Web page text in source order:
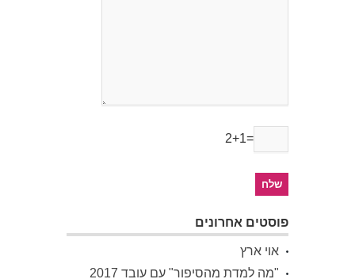
2+1=
פוסטים אחרונים
אוי ארץ
"מה למדת מהסיפור" עם עובד 2017